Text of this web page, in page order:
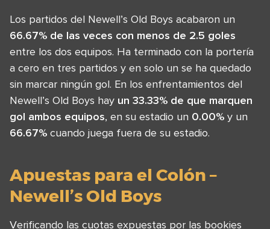
Los partidos del Newell’s Old Boys acabaron un
66.67% de las veces con menos de 2.5 goles
entre los dos equipos. Ha terminado con la portería
a cero en tres partidos y en solo un se ha quedado
sin marcar ningún gol. En los enfrentamientos del
Newell’s Old Boys hay un 33.33% de que marquen
gol ambos equipos, en su estadio un 0.00% y un
66.67% cuando juega fuera de su estadio.
Apuestas para el Colón –
Newell’s Old Boys
Verificando las cuotas expuestas por las bookies